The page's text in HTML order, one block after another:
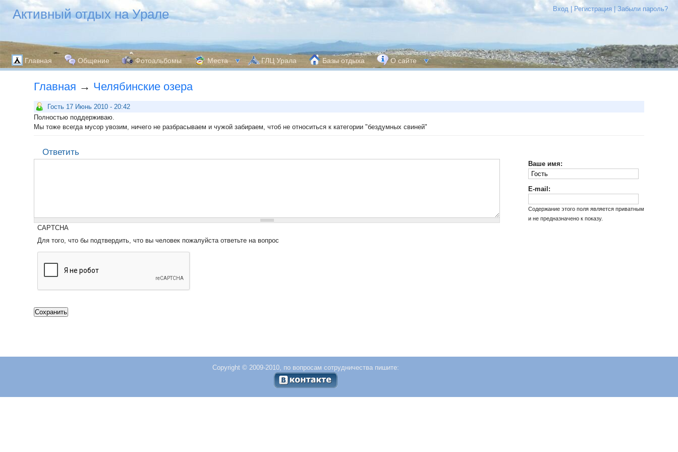
Активный отдых на Урале Вход Регистрация |Забыли пароль?
Главная Общение Фотоальбомы Места ГЛЦ Урала Базы отдыха О сайте
Главная → Челябинские озера
Гость 17 Июнь 2010 - 20:42
Полностью поддерживаю.
Мы тоже всегда мусор увозим, ничего не разбрасываем и чужой забираем, чтоб не относиться к категории "бездумных свиней"
Ответить
Ваше имя:
E-mail:
Содержание этого поля является приватным
и не предназначено к показу.
CAPTCHA
Для того, что бы подтвердить, что вы человек пожалуйста ответьте на вопрос
Copyright © 2009-2010, по вопросам сотрудничества пишите: